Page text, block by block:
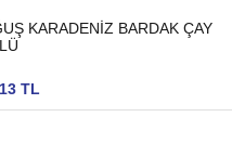
KARADENİZ BARDAK ÇAY
TL